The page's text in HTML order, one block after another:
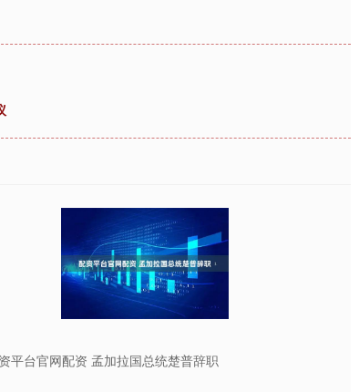
平台官网配资 孟加拉国总统楚普辞职